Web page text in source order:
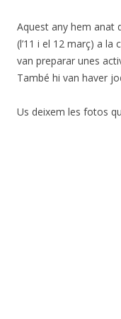
Aquest any hem anat
(l’11 i el 12 març) a la
van preparar unes
També hi van haver
Us deixem les fotos